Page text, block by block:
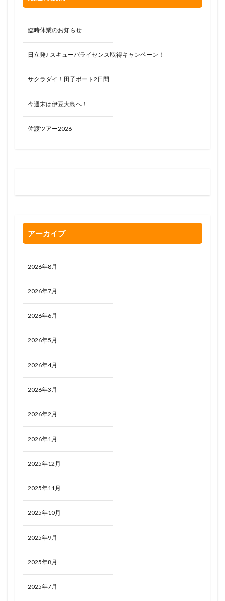
臨時休業のお知らせ
日立発♪ スキューバライセンス取得キャンペーン！
サクラダイ！田子ボート2日間
今週末は伊豆大島へ！
佐渡ツアー2026
アーカイブ
2026年8月
2026年7月
2026年6月
2026年5月
2026年4月
2026年3月
2026年2月
2026年1月
2025年12月
2025年11月
2025年10月
2025年9月
2025年8月
2025年7月